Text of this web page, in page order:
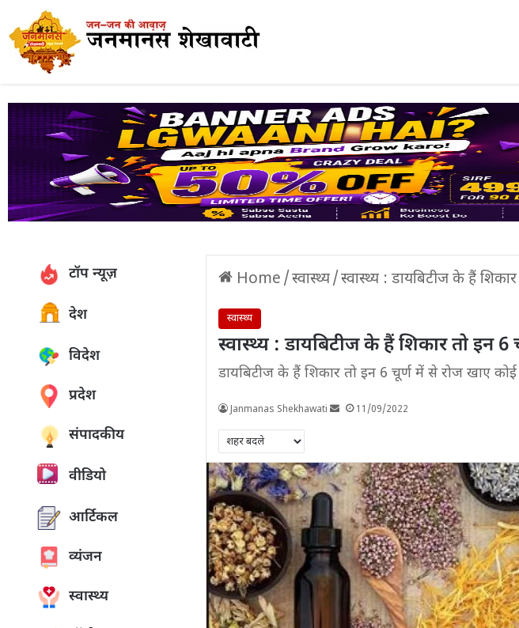
टॉप न्यूज़
देश
विदेश
प्रदेश
संपादकीय
वीडियो
आर्टिकल
व्यंजन
स्वास्थ्य
Home /स्वास्थ्य/स्वास्थ्य : डायबिटीज के हैं
स्वास्थ्य
स्वास्थ्य : डायबिटीज के हैं शिकार तो इन
डायबिटीज के हैं शिकार तो इन 6 चूर्ण में से रोज खाए
Janmanas Shekhawati 11/09/2022